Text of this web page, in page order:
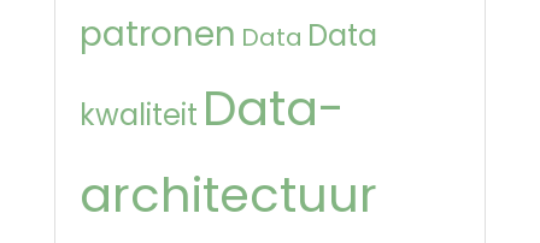
patronen Data Data
kwaliteit Data-
architectuur